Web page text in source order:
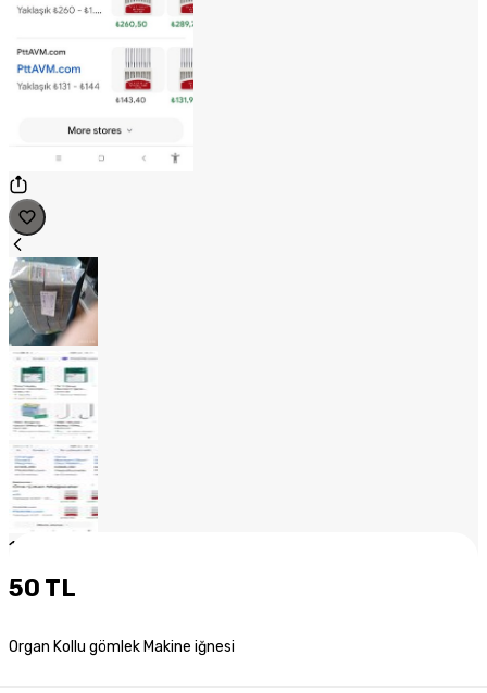
1
50 TL
Organ Kollu gömlek Makine iğnesi